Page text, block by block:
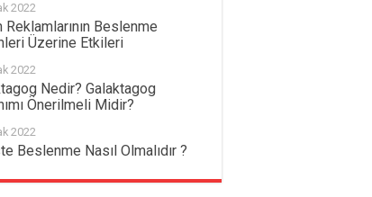
2022
Reklamlarının Beslenme
Üzerine Etkileri
2022
Nedir? Galaktagog
Önerilmeli Midir?
2022
Beslenme Nasıl Olmalıdır ?